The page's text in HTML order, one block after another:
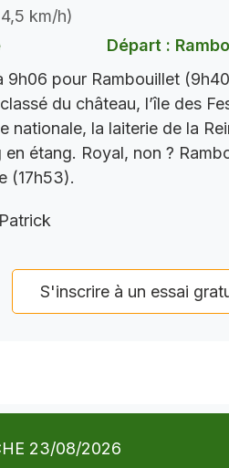
km/h)
Départ :
9h06 pour Rambouillet
du château, l’île des
nationale, la laiterie de la
étang. Royal, non ?
(17h53).
S'inscrire à un essai
23/08/2026